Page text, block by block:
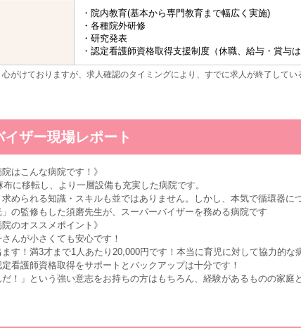
・院内教育(基本から専門教育まで幅広く実施)
・各種院外研修
・研究発表
・認定看護師資格取得支援制度（休職、給与・賞与
がけておりますが、求人確認のタイミングにより、すでに求人が終了して
ザー現場レポート
はこんな病院です！》
に移転し、より一層設備も充実した病院です。
められる知識・スキルも並ではありません。しかし、本気で循環器に
の監修もした須磨先生が、スーパーバイザーを務める病院です
のオススメポイント》
んが小さくても安心です！
す！満3才まで1人あたり20,000円です！本当に育児に対して協力的な
看護師資格取得をサポートとバックアップは十分です！
！」という強い意志をお持ちの方はもちろん、経験があるものの家